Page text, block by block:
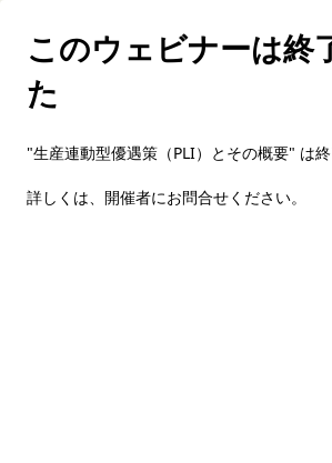
このウェビナーは終
た
"生産連動型優遇策（PLI）とその概要" は終
詳しくは、 開催者にお問合せください。